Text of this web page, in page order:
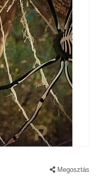
Megosztás